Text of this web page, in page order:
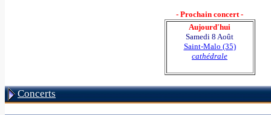
- Prochain concert -
Aujourd'hui
Samedi 8 Août
Saint-Malo (35)
cathédrale
Concerts